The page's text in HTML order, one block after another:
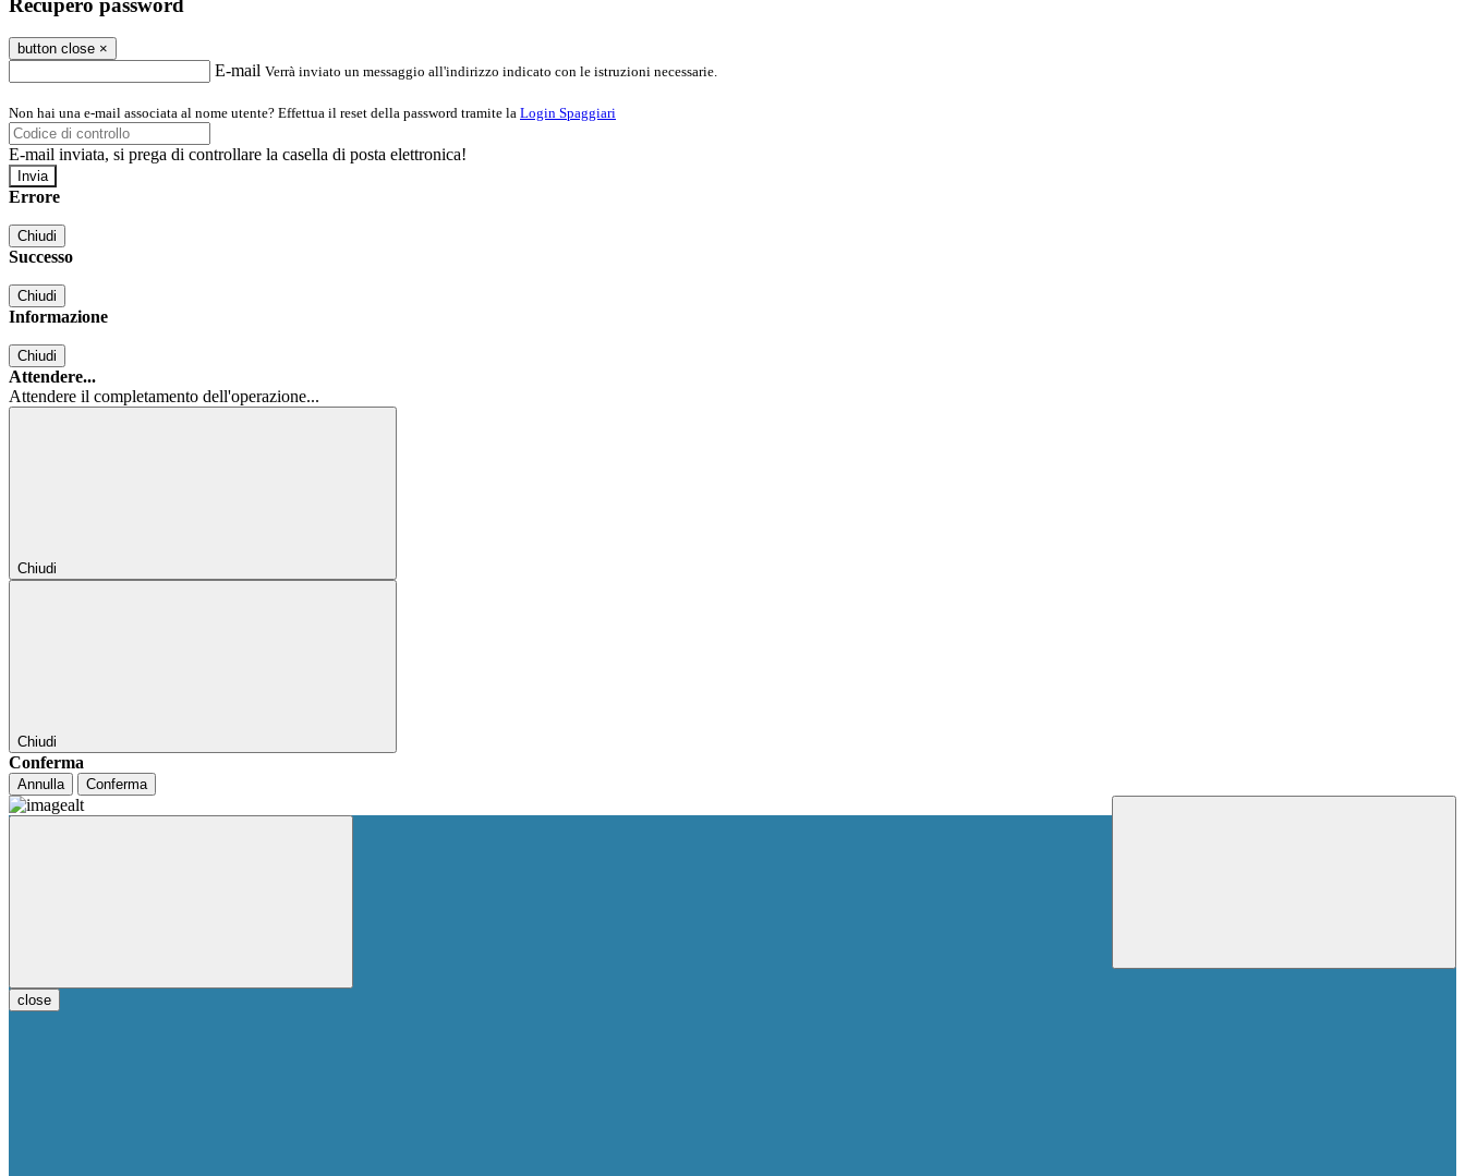
button close ×
E-mail Verrà inviato un messaggio all'indirizzo indicato con le istruzioni necessarie.
Non hai una e-mail associata al nome utente? Effettua il reset della password tramite la Login Spaggiari
E-mail inviata, si prega di controllare la casella di posta elettronica!
Errore
Chiudi
Successo
Chiudi
Informazione
Chiudi
Attendere...
Attendere il completamento dell'operazione...
Chiudi
Chiudi
Conferma
Annulla Conferma
close